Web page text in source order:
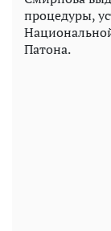
процедуры,
Патона.